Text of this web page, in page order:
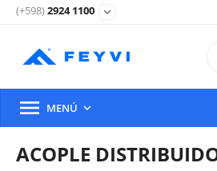
(+598)2924 1100 expand_more
 MENÚ 
ACOPLE